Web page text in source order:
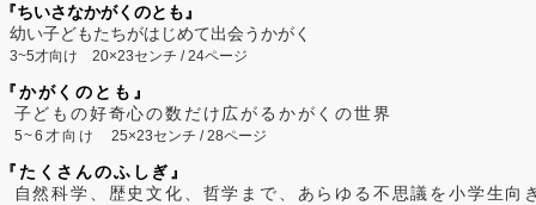
『ちいさなかがくのとも』
幼い子どもたちがはじめて出会うかがく
3~5才向け 20×23センチ / 24ページ
『かがくのとも』
子どもの好奇心の数だけ広がるかがくの世界
5~6才向け25×23センチ / 28ページ
『たくさんのふしぎ』
自然科学、歴史文化、哲学まで、あらゆる不思議を小学生向